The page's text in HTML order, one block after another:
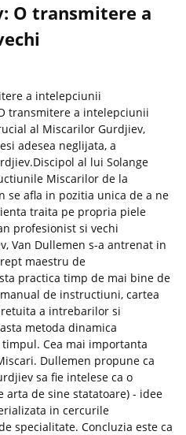
O transmitere a
a intelepciunii
transmitere a intelepciunii
al Miscarilor Gurdjiev,
adesea neglijata, a
al lui Solange
Miscarilor de la
se afla in pozitia unica de a ne
traita pe propria piele
profesionist si vechi
Van Dullemen s-a antrenat in
maestru de
practica timp de mai bine de
de instructiuni, cartea
a intrebarilor si
metoda dinamica
Cea mai importanta
Dullemen propune ca
sa fie intelese ca o
arta de sine statatoare) - idee
in cercurile
specialitate. Concluzia este ca